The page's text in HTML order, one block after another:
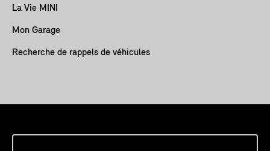
La Vie MINI
Mon Garage
Recherche de rappels de véhicules